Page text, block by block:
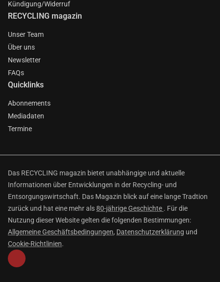
Kündigung/Widerruf
RECYCLING magazin
Unser Team
Über uns
Newsletter
FAQs
Quicklinks
Abonnements
Mediadaten
Termine
Das RECYCLING magazin bietet unabhängige und aktuelle
Informationen über Entwicklungen in der Recycling- und
Entsorgungswirtschaft. Das Magazin blick auf eine lange Tradtion
zurück und hat eine mehr als80-jährige Geschichte . Für die
Nutzung dieser Website gelten die folgenden Bestimmungen:
Allgemeine Geschäftsbedingungen, Datenschutzerklärung und
Cookie-Richtlinien.